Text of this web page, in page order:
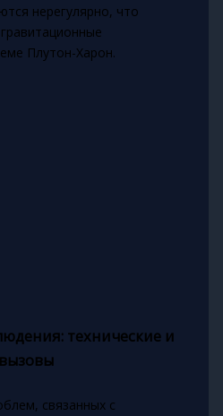
нерегулярно, что
Плутон-Харон.
технические и
связанных с